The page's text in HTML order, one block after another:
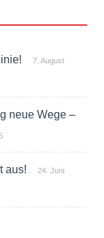
7. August
neue Wege –
aus! 24. Juni